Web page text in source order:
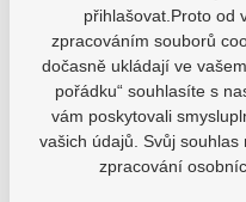
0 hodnocení 0
3
přihlašovat.Proto od
zpracováním souborů
dočasně ukládají ve
pořádku“ souhlasíte s
vám poskytovali
vašich údajů. Svůj
zpracování